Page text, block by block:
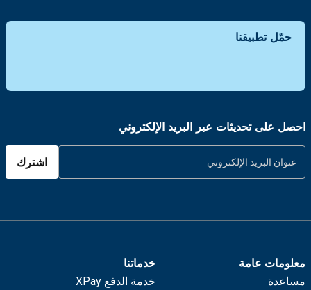
حمّل تطبيقنا
احصل على تحديثات عبر البريد الإلكتروني
اشترك
معلومات عامة
مساعدة
خدماتنا
خدمة الدفع XPay